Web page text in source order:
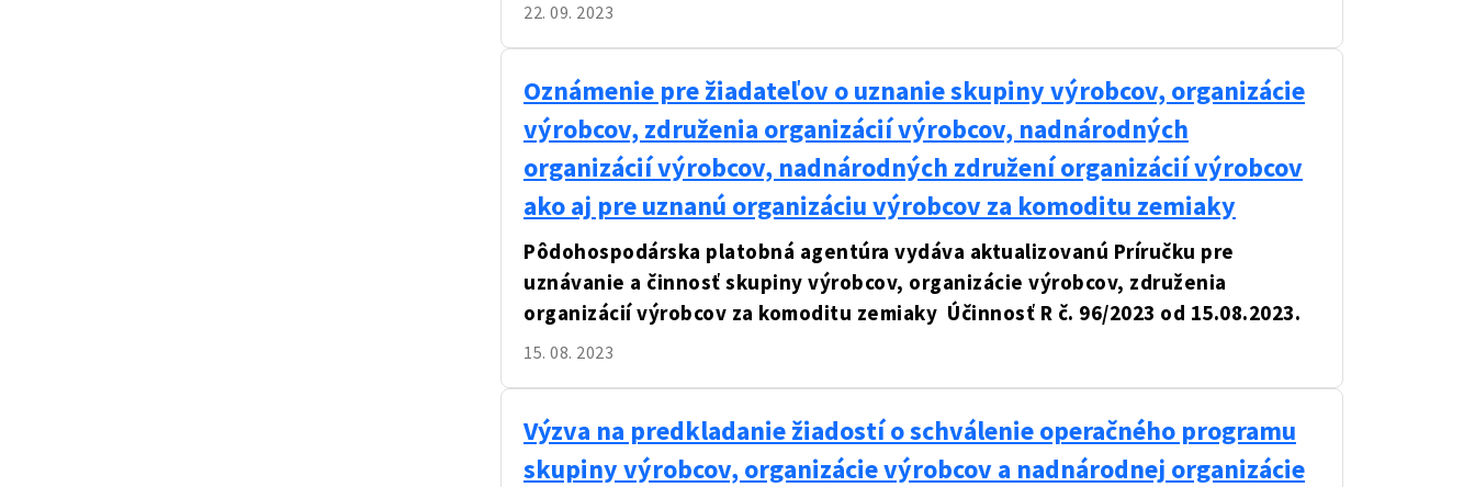
22. 09. 2023
Oznámenie pre žiadateľov o uznanie skupiny výrobcov, organizácie
výrobcov, združenia organizácií výrobcov, nadnárodných
organizácií výrobcov, nadnárodných združení organizácií výrobcov
ako aj pre uznanú organizáciu výrobcov za komoditu zemiaky
Pôdohospodárska platobná agentúra vydáva aktualizovanú Príručku pre
uznávanie a činnosť skupiny výrobcov, organizácie výrobcov, združenia
organizácií výrobcov za komoditu zemiaky Účinnosť R č. 96/2023 od 15.08.2023.
15. 08. 2023
Výzva na predkladanie žiadostí o schválenie operačného programu
skupiny výrobcov, organizácie výrobcov a nadnárodnej organizácie